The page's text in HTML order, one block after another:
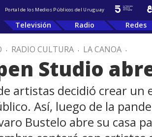
Portal de los Medios Públicos del Uruguay
Televisión Radio Redes
. RADIO CULTURA . LA CANOA .
Studio
artistas decidió crear
Así, luego de la
Bustelo abre su casa